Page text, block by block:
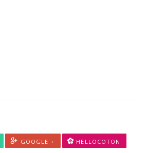
GOOGLE + HELLOCOTON